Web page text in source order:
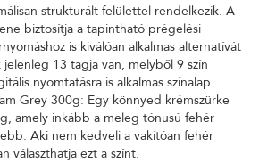
strukturált felülettel rendelkezik. A
biztosítja a tapintható prégelési
is kiválóan alkalmas alternatívát
13 tagja van, melyből 9 szín
nyomtatásra is alkalmas színalap.
Grey 300g: Egy könnyed krémszürke
amely inkább a meleg tónusú fehér
Aki nem kedveli a vakítóan fehér
választhatja ezt a színt.